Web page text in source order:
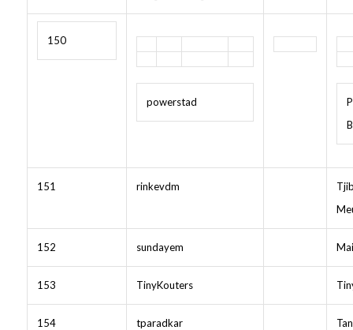
150
powerstad
151 rinkevdm
152 sundayem
153 TinyKouters
154 tparadkar